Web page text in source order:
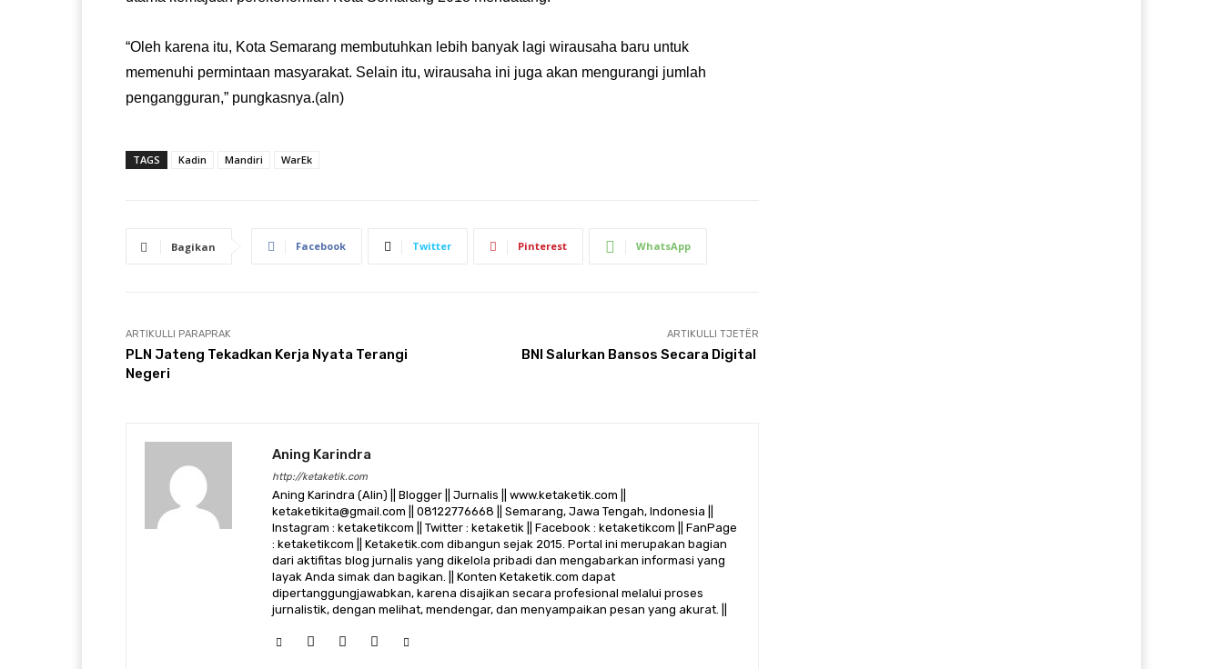
“Oleh karena itu, Kota Semarang membutuhkan lebih banyak lagi wirausaha baru untuk
memenuhi permintaan masyarakat. Selain itu, wirausaha ini juga akan mengurangi jumlah
pengangguran,” pungkasnya.(aln)
TAGS Kadin Mandiri WarEk
Bagikan Facebook Twitter Pinterest WhatsApp
ARTIKULLI PARAPRAK
PLN Jateng Tekadkan Kerja Nyata Terangi
Negeri
ARTIKULLI TJETËR
BNI Salurkan Bansos Secara Digital
Aning Karindra
http://ketaketik.com
Aning Karindra (Alin) || Blogger || Jurnalis || www.ketaketik.com ||
ketaketikita@gmail.com || 08122776668 || Semarang, Jawa Tengah, Indonesia ||
Instagram : ketaketikcom || Twitter : ketaketik || Facebook : ketaketikcom || FanPage
: ketaketikcom || Ketaketik.com dibangun sejak 2015. Portal ini merupakan bagian
dari aktifitas blog jurnalis yang dikelola pribadi dan mengabarkan informasi yang
layak Anda simak dan bagikan. || Konten Ketaketik.com dapat
dipertanggungjawabkan, karena disajikan secara profesional melalui proses
jurnalistik, dengan melihat, mendengar, dan menyampaikan pesan yang akurat. ||